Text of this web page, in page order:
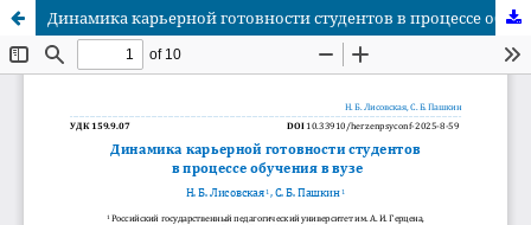
Динамика карьерной готовности студентов в процессе обучения в вузе